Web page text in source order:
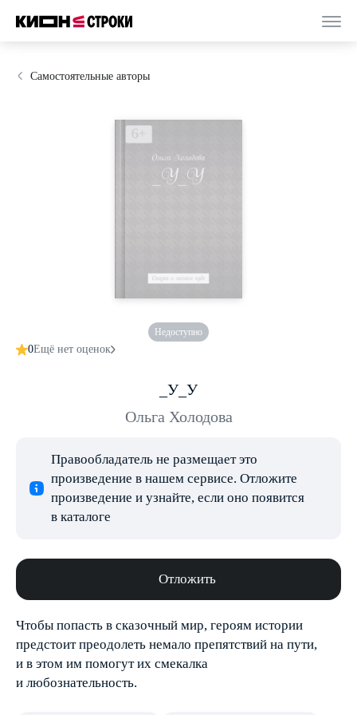
Самостоятельные авторы
Недоступно
0Ещё нет оценок
_У_У
Ольга Холодова
Правообладатель не размещает это
произведение в нашем сервисе. Отложите
произведение и узнайте, если оно появится
в каталоге
Отложить
Чтобы попасть в сказочный мир, героям истории
предстоит преодолеть немало препятствий на пути,
и в этом им помогут их смекалка
и любознательность.